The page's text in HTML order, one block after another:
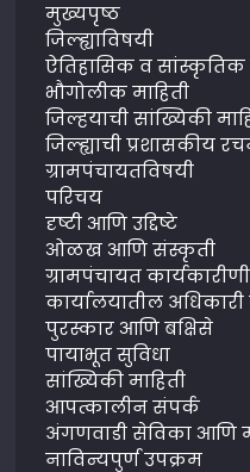
मुख्यपृष्ठ
जिल्ह्याविषयी
ऐतिहासिक व सांस्कृतिक
भौगोलीक माहिती
जिल्हयाची सांख्यिकी
जिल्ह्याची प्रशासकीय
ग्रामपंचायतविषयी
परिचय
दृष्टी आणि उद्दिष्टे
ओळख आणि संस्कृती
ग्रामपंचायत कार्यकारीणी
कार्यालयातील अधिकारी
पुरस्कार आणि बक्षिसे
पायाभूत सुविधा
सांख्यिकी माहिती
आपत्कालीन संपर्क
अंगणवाडी सेविका आणि
नाविन्यपुर्ण उपक्रम